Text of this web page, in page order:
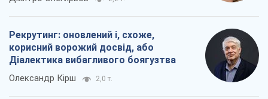
Рекрутинг: оновлений і, схоже,
корисний ворожий досвід, або
Діалектика вибагливого боягузтва
Олександр Кірш 2,0 т.